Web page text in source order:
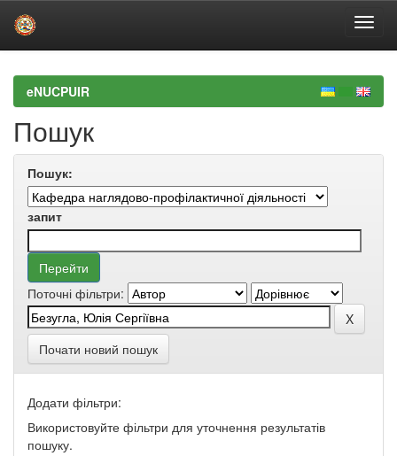
navigationeNUCPUIR
Пошук
Пошук:
запит
Поточні фільтри:
Почати новий пошук
Додати фільтри:
Використовуйте фільтри для уточнення результатів
пошуку.